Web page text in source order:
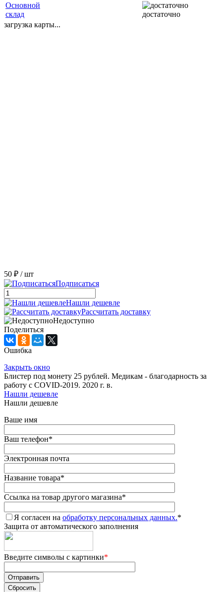
Основной
склад
достаточно
загрузка карты...
50 ₽ / шт
Подписаться
Нашли дешевле
Рассчитать доставку
Недоступно
Поделиться
Ошибка
Закрыть окно
Блистер под монету 25 рублей. Медикам - благодарность за
работу с COVID-2019. 2020 г. в.
Нашли дешевле
Нашли дешевле
Ваше имя
Ваш телефон*
Электронная почта
Название товара*
Ссылка на товар другого магазина*
Я согласен на обработку персональных данных.*
Защита от автоматического заполнения
Введите символы с картинки*